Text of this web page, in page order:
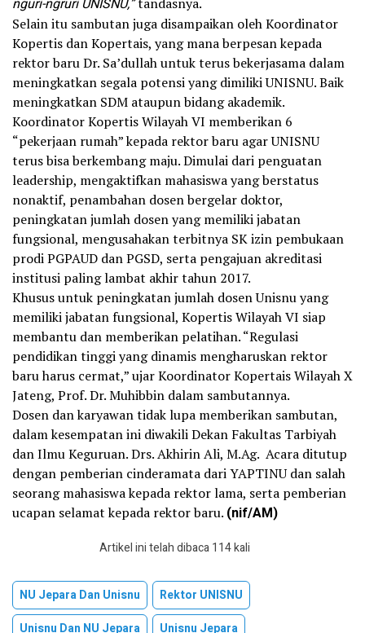
Selain itu sambutan juga disampaikan oleh Koordinator
Kopertis dan Kopertais, yang mana berpesan kepada
rektor baru Dr. Sa’dullah untuk terus bekerjasama dalam
meningkatkan segala potensi yang dimiliki UNISNU. Baik
meningkatkan SDM ataupun bidang akademik.
Koordinator Kopertis Wilayah VI memberikan 6
“pekerjaan rumah” kepada rektor baru agar UNISNU
terus bisa berkembang maju. Dimulai dari penguatan
leadership, mengaktifkan mahasiswa yang berstatus
nonaktif, penambahan dosen bergelar doktor,
peningkatan jumlah dosen yang memiliki jabatan
fungsional, mengusahakan terbitnya SK izin pembukaan
prodi PGPAUD dan PGSD, serta pengajuan akreditasi
institusi paling lambat akhir tahun 2017.
Khusus untuk peningkatan jumlah dosen Unisnu yang
memiliki jabatan fungsional, Kopertis Wilayah VI siap
membantu dan memberikan pelatihan. “Regulasi
pendidikan tinggi yang dinamis mengharuskan rektor
baru harus cermat,” ujar Koordinator Kopertais Wilayah X
Jateng, Prof. Dr. Muhibbin dalam sambutannya.
Dosen dan karyawan tidak lupa memberikan sambutan,
dalam kesempatan ini diwakili Dekan Fakultas Tarbiyah
dan Ilmu Keguruan. Drs. Akhirin Ali, M.Ag. Acara ditutup
dengan pemberian cinderamata dari YAPTINU dan salah
seorang mahasiswa kepada rektor lama, serta pemberian
ucapan selamat kepada rektor baru. (nif/AM)
Artikel ini telah dibaca 114 kali
NU Jepara Dan Unisnu
Rektor UNISNU
Unisnu Dan NU Jepara
Unisnu Jepara